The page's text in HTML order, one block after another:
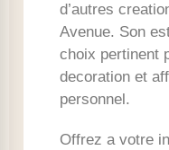
d’autres
Avenue. Son
choix pertinent
decoration et
personnel.
Offrez a votre